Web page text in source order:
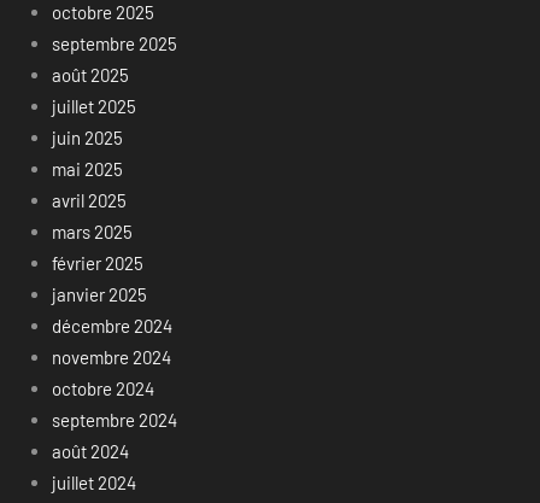
octobre 2025
septembre 2025
août 2025
juillet 2025
juin 2025
mai 2025
avril 2025
mars 2025
février 2025
janvier 2025
décembre 2024
novembre 2024
octobre 2024
septembre 2024
août 2024
juillet 2024